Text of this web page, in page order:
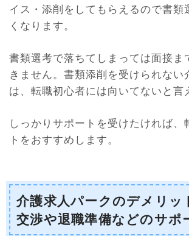
イス・添削をしてもらえるので書類
くなります。
書類選考で落ちてしまっては面接ま
きません。書類添削を受けられない
は、転職初心者には向いてないと言
しっかりサポートを受けたければ、
トをおすすめします。
介護求人パークのデメリ
交渉や退職準備などのサポ